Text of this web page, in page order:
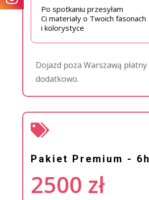
Po spotkaniu przesyłam
Ci materiały o Twoich fasonach
i kolorystyce
Dojazd poza Warszawą płatny
dodatkowo.

Pakiet Premium - 6h
2500 zł